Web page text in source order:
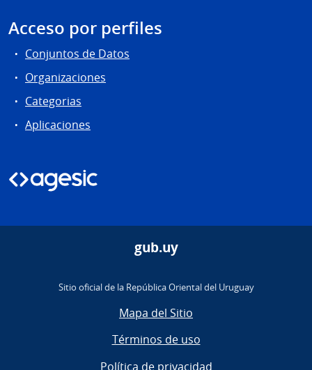
Acceso por perfiles
Conjuntos de Datos
Organizaciones
Categorias
Aplicaciones
gub.uy
Sitio oficial de la República Oriental del Uruguay
Mapa del Sitio
Términos de uso
Política de privacidad